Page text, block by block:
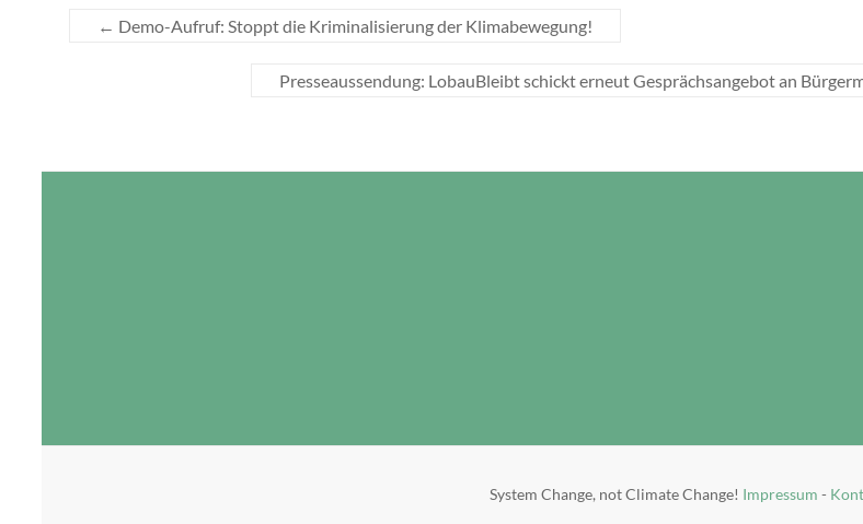
← Demo-Aufruf: Stoppt die Kriminalisierung der Klimabewegung!
Presseaussendung: LobauBleibt schickt erneut Gesprächsangebot an
System Change, not Climate Change! Impressum -